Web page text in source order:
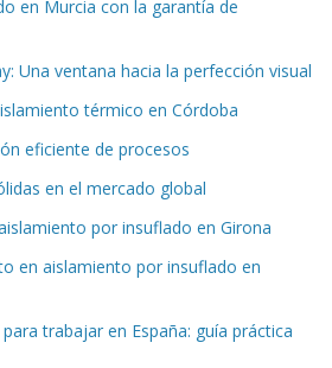
en Murcia con la garantía de
Una ventana hacia la perfección visual
térmico en Córdoba
eficiente de procesos
en el mercado global
por insuflado en Girona
en aislamiento por insuflado en
trabajar en España: guía práctica